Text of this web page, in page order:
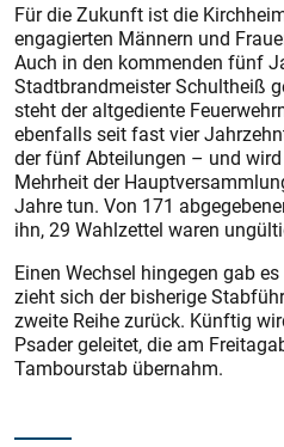
Für die Zukunft ist die
engagierten Männern und
Auch in den kommenden fünf
Stadtbrandmeister Schultheiß
steht der altgediente
ebenfalls seit fast vier
der fünf Abteilungen – und
Mehrheit der
Jahre tun. Von 171
ihn, 29 Wahlzettel waren
Einen Wechsel hingegen gab
zieht sich der bisherige
zweite Reihe zurück. Künftig
Psader geleitet, die am
Tambourstab übernahm.